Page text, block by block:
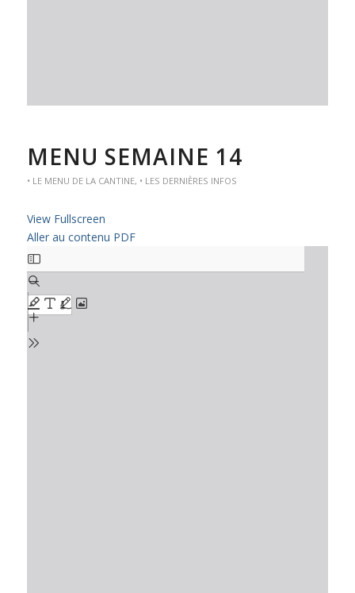
MENU SEMAINE 14
• LE MENU DE LA CANTINE, • LES DERNIÈRES INFOS
View Fullscreen
Aller au contenu PDF